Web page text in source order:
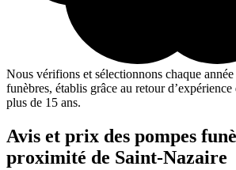
Nous vérifions et sélectionnons chaque
funèbres, établis grâce au retour
plus de 15 ans.
Avis et prix des pompes
proximité de Saint-Nazaire